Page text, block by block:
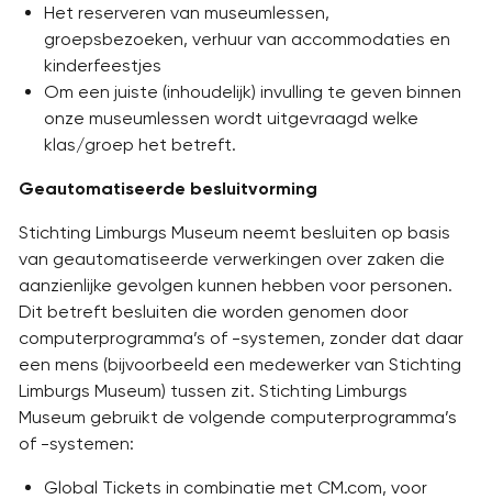
Het reserveren van museumlessen,
groepsbezoeken, verhuur van accommodaties en
kinderfeestjes
Om een juiste (inhoudelijk) invulling te geven binnen
onze museumlessen wordt uitgevraagd welke
klas/groep het betreft.
Geautomatiseerde besluitvorming
Stichting Limburgs Museum neemt besluiten op basis
van geautomatiseerde verwerkingen over zaken die
aanzienlijke gevolgen kunnen hebben voor personen.
Dit betreft besluiten die worden genomen door
computerprogramma’s of -systemen, zonder dat daar
een mens (bijvoorbeeld een medewerker van Stichting
Limburgs Museum) tussen zit. Stichting Limburgs
Museum gebruikt de volgende computerprogramma’s
of -systemen:
Global Tickets in combinatie met CM.com, voor